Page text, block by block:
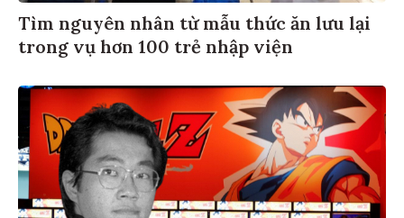
Tìm nguyên nhân từ mẫu thức ăn lưu lại
trong vụ hơn 100 trẻ nhập viện